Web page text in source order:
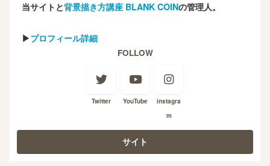
当サイトと背景描き方講座 BLANK COINの管理人。
▶プロフィール詳細
FOLLOW
Twitter YouTube
instagra
m